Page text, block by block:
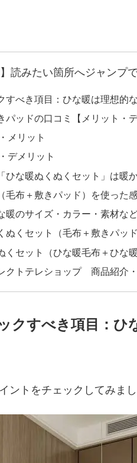
】読みたい箇所へジャンプ
すべき項目：ひな暖は理想的
パッドの口コミ【メリット・デ
メリット
デメリット
ひな暖ぬくぬくセット」は暖
毛布＋敷きパッド）を使った
暖のサイズ・カラー・素材な
ぬくセット（毛布＋敷きパッ
くセット（ひな暖毛布＋ひな
クトテレショップ 商品紹介
クすべき項目：ひ
ントをチェックしてみまし